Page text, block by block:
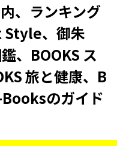
、ランキング
Style、御朱
、BOOKS ス
旅と健康、B
のガイド